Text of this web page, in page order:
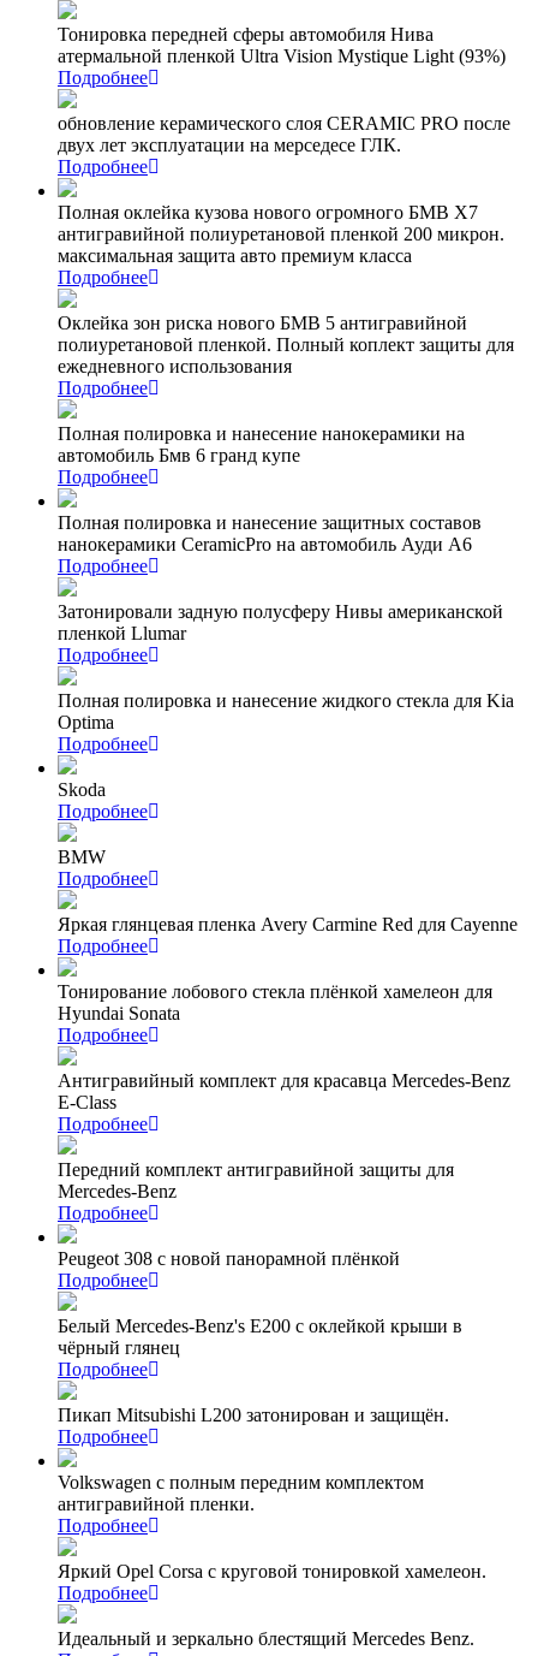
Тонировка передней сферы автомобиля Нива
атермальной пленкой Ultra Vision Mystique Light (93%)
Подробнее
обновление керамического слоя CERAMIC PRO после
двух лет эксплуатации на мерседесе ГЛК.
Подробнее
Полная оклейка кузова нового огромного БМВ Х7
антигравийной полиуретановой пленкой 200 микрон.
максимальная защита авто премиум класса
Подробнее
Оклейка зон риска нового БМВ 5 антигравийной
полиуретановой пленкой. Полный коплект защиты для
ежедневного использования
Подробнее
Полная полировка и нанесение нанокерамики на
автомобиль Бмв 6 гранд купе
Подробнее
Полная полировка и нанесение защитных составов
нанокерамики CeramicPro на автомобиль Ауди А6
Подробнее
Затонировали задную полусферу Нивы американской
пленкой Llumar
Подробнее
Полная полировка и нанесение жидкого стекла для Kia
Optima
Подробнее
Skoda
Подробнее
BMW
Подробнее
Яркая глянцевая пленка Avery Carmine Red для Cayenne
Подробнее
Тонирование лобового стекла плёнкой хамелеон для
Hyundai Sonata
Подробнее
Антигравийный комплект для красавца Mercedes-Benz
E-Class
Подробнее
Передний комплект антигравийной защиты для
Mercedes-Benz
Подробнее
Peugeot 308 с новой панорамной плёнкой
Подробнее
Белый Mercedes-Benz's Е200 с оклейкой крыши в
чёрный глянец
Подробнее
Пикап Mitsubishi L200 затонирован и защищён.
Подробнее
Volkswagen с полным передним комплектом
антигравийной пленки.
Подробнее
Яркий Opel Corsa с круговой тонировкой хамелеон.
Подробнее
Идеальный и зеркально блестящий Mercedes Benz.